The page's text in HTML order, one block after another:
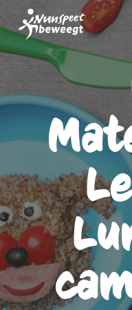
naar
hoofdinhoud